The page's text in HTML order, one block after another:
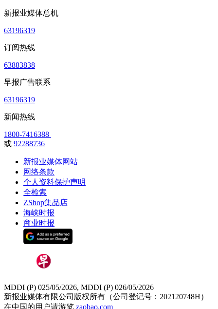
新报业媒体总机
63196319
订阅热线
63883838
早报广告联系
63196319
新闻热线
1800-7416388
或 92288736
新报业媒体网站
网络条款
个人资料保护声明
全检索
ZShop集品店
海峡时报
商业时报
MDDI (P) 025/05/2026, MDDI (P) 026/05/2026
新报业媒体有限公司版权所有（公司登记号：202120748H）
在中国的用户请游览 zaobao.com